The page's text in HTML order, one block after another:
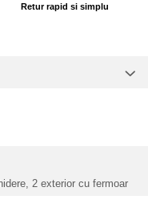
Retur rapid si simplu
2 exterior cu fermoar